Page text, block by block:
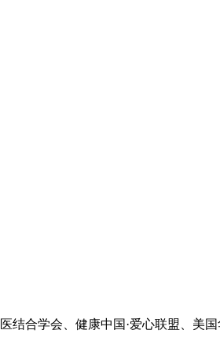
结合学会、健康中国·爱心联盟、美